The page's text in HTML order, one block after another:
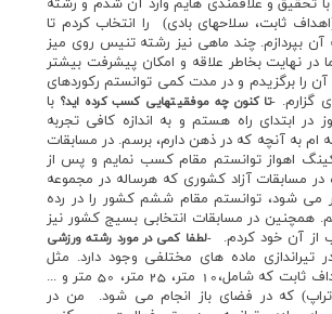
ثابت، سلاحهاي بادي) را انتخاب كردم تا
بپردازم. چند ماهي نيز رشته تنيس روي ميز
در نهايت بخاطر علاقه و امكان پيشرفت بيشتر
آن را برگزيدم و در مدت كمي توانستم ركوردهاي
گزارم. -تا كنون چه موفقيتهايي كسب كرده ايد؟ با
در ابتداي راه هستم و به اندازه كافي تجربه
ام به آنچه كه در ذهن دارم، برسم. در مسابقات
اهواز توانستم مقام كسب نمايم و پس از
در مسابقات آزاد كشوري كه هرساله در مجموعه
مي شود، توانستم مقام ششم كشور را در رده
همچنين در مسابقات انتخابي بسيج كشور نيز
آن خود كردم.
-لطفا كمي در مورد رشته ورزشي
تيراندازي ماده هاي مختلفي وجود دارد. مثل
سلاحهاي بادي،‌ اهداف ثابت كه شامل،‌10 متر، 25 متر، 50 متر و ...
كه در فضاي باز انجام مي شود. من در